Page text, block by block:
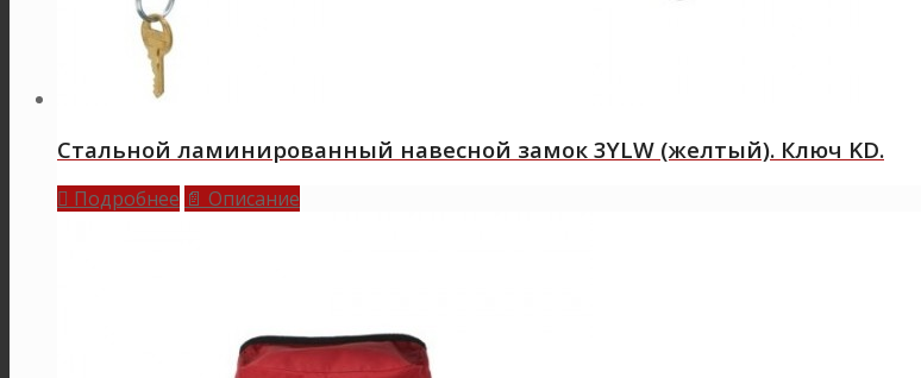
Стальной ламинированный навесной замок 3YLW (желтый). Ключ KD.
 Подробнее 📄 Описание